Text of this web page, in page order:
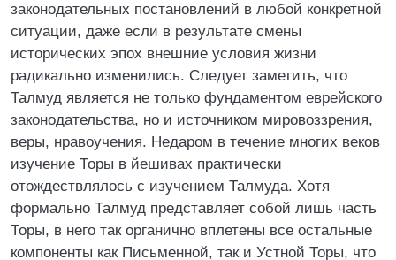
законодательных постановлений в любой конкретной
ситуации, даже если в результате смены
исторических эпох внешние условия жизни
радикально изменились. Следует заметить, что
Талмуд является не только фундаментом еврейского
законодательства, но и источником мировоззрения,
веры, нравоучения. Недаром в течение многих веков
изучение Торы в йешивах практически
отождествлялось с изучением Талмуда. Хотя
формально Талмуд представляет собой лишь часть
Торы, в него так органично вплетены все остальные
компоненты как Письменной, так и Устной Торы, что